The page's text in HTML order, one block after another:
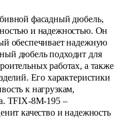
фасадный дюбель,
и надежностью. Он
обеспечивает надежную
дюбель подходит для
работах, а также
Его характеристики
к нагрузкам,
TFIX-8M-195 –
качество и надежность